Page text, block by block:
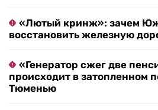
«Лютый кринж»: зачем
восстановить железную
«Генератор сжег две
происходит в затопленном
Тюменью